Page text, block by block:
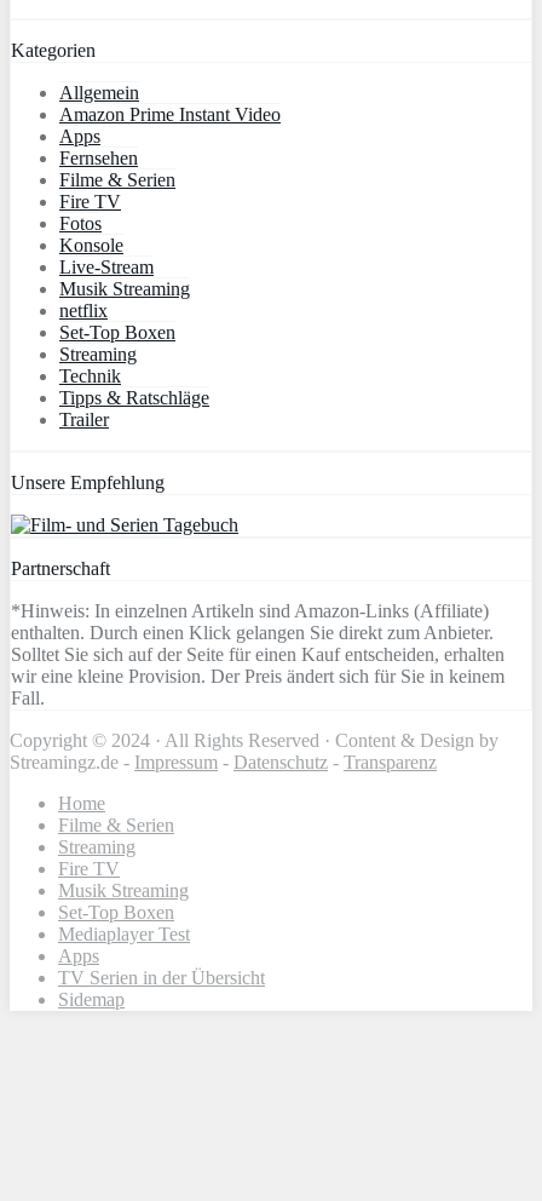
Kategorien
Allgemein
Amazon Prime Instant Video
Apps
Fernsehen
Filme & Serien
Fire TV
Fotos
Konsole
Live-Stream
Musik Streaming
netflix
Set-Top Boxen
Streaming
Technik
Tipps & Ratschläge
Trailer
Unsere Empfehlung
Partnerschaft
*Hinweis: In einzelnen Artikeln sind Amazon-Links (Affiliate)
enthalten. Durch einen Klick gelangen Sie direkt zum Anbieter.
Solltet Sie sich auf der Seite für einen Kauf entscheiden, erhalten
wir eine kleine Provision. Der Preis ändert sich für Sie in keinem
Fall.
Copyright © 2024 · All Rights Reserved · Content & Design by
Streamingz.de - Impressum - Datenschutz - Transparenz
Home
Filme & Serien
Streaming
Fire TV
Musik Streaming
Set-Top Boxen
Mediaplayer Test
Apps
TV Serien in der Übersicht
Sidemap